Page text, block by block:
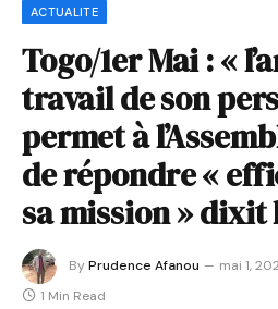
ACTUALITE
Togo/1er Mai : «
travail de son
permet à
de répondre «
sa mission » dixit
ByPrudence Afanou mai 1,
1 Min Read